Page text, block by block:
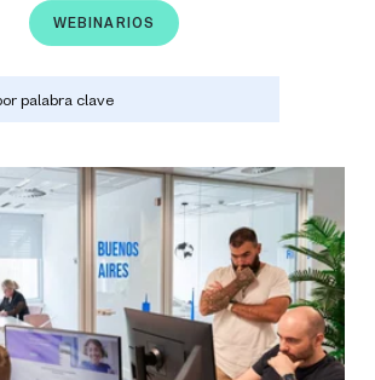
WEBINARIOS